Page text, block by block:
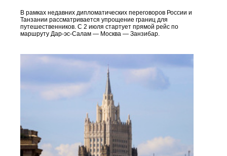
В рамках недавних дипломатических переговоров России и
Танзании рассматривается упрощение границ для
путешественников. С 2 июля стартует прямой рейс по
маршруту Дар-эс-Салам — Москва — Занзибар.